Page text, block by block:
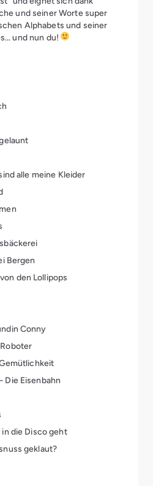
und seiner Worte super
Alphabets und seiner
und nun du!
alle meine Kleider
Bergen
den Lollipops
Conny
Die Eisenbahn
die Disco geht
geklaut?